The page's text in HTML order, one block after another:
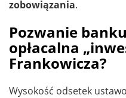
zobowiązania.
Pozwanie
opłacalna
Frankowicza?
Wysokość odsetek